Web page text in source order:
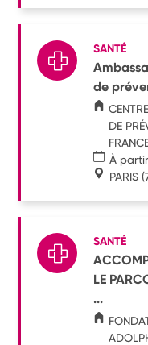
SANTÉ
de
DE
À
PARIS
SANTÉ
LE
...